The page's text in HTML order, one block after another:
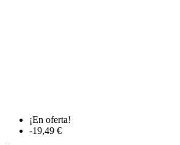
¡En oferta!
-19,49 €